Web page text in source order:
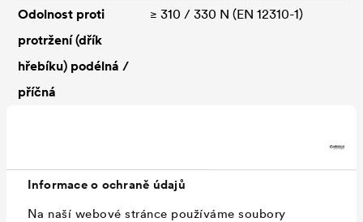
Informace o ochraně údajů
Na naší webové stránce používáme soubory
Odolnost proti
protržení (dřík
hřebíku) podélná /
příčná
≥ 310 / 330 N (EN 12310-1)
Reakce na oheň
Třída E dle EN 13501-1